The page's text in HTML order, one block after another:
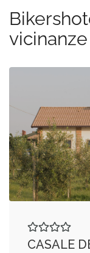
vicinanze
CASALE